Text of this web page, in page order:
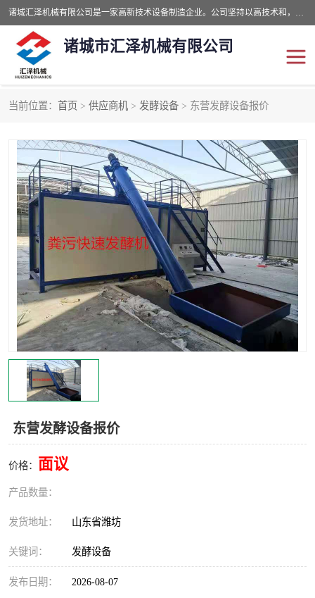
诸城汇泽机械有限公司是一家高新技术设备制造企业。公司坚持以高技术和，高服务于用户，以的环保机械制造设备赢的用户的信赖。现在主要生产死亡畜禽无害化处理和立式和卧式有机肥设备，搅拌机，烘干机，高温发酵机等。污水处理设备，固液分离机。气浮机，化制机等。公司秉承品质，用户至上，科技创新的经营理。
诸城市汇泽机械有限公司
当前位置： 首页 > 供应商机 > 发酵设备 > 东营发酵设备报价
东营发酵设备报价
价格： 面议
产品数量：
发货地址： 山东省潍坊
关键词： 发酵设备
发布日期： 2026-08-07
鸡粪发酵机 有机肥设备
纳米膜好氧发酵堆肥机 粪污烘干酶体机
膜式堆肥机 纳米膜发酵
膜式发酵仓 分子膜堆肥仓
分子膜发酵堆肥设备